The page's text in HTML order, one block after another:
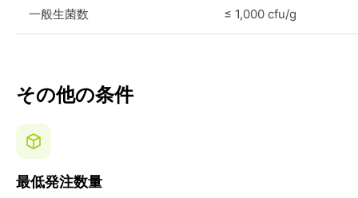
一般生菌数 ≤ 1,000 cfu/g
その他の条件
最低発注数量